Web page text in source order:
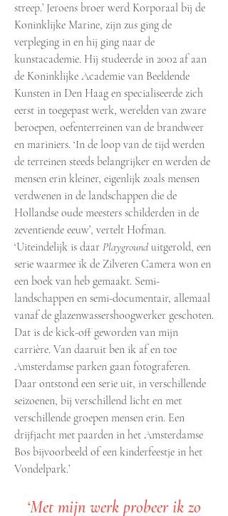
streep.’ Jeroens broer werd Korporaal bij de
Koninklijke Marine, zijn zus ging de
verpleging in en hij ging naar de
kunstacademie. Hij studeerde in 2002 af aan
de Koninklijke Academie van Beeldende
Kunsten in Den Haag en specialiseerde zich
eerst in toegepast werk, werelden van zware
beroepen, oefenterreinen van de brandweer
en mariniers. ‘In de loop van de tijd werden
de terreinen steeds belangrijker en werden de
mensen erin kleiner, eigenlijk zoals mensen
verdwenen in de landschappen die de
Hollandse oude meesters schilderden in de
zeventiende eeuw’, vertelt Hofman.
‘Uiteindelijk is daar Playground uitgerold, een
serie waarmee ik de Zilveren Camera won en
een boek van heb gemaakt. Semi-
landschappen en semi-documentair, allemaal
vanaf de glazenwassershoogwerker geschoten.
Dat is de kick-off geworden van mijn
carrière. Van daaruit ben ik af en toe
Amsterdamse parken gaan fotograferen.
Daar ontstond een serie uit, in verschillende
seizoenen, bij verschillend licht en met
verschillende groepen mensen erin. Een
drijfjacht met paarden in het Amsterdamse
Bos bijvoorbeeld of een kinderfeestje in het
Vondelpark.’
‘Met mijn werk probeer ik zo